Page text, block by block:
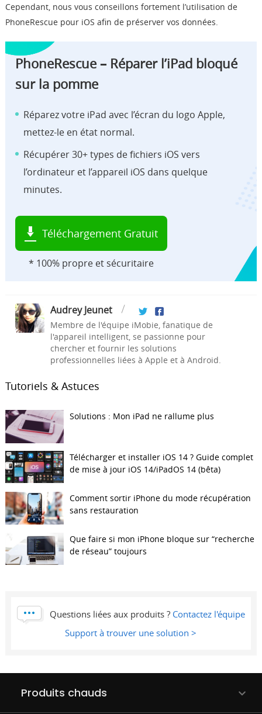
Cependant, nous vous conseillons fortement l’utilisation de
PhoneRescue pour iOS afin de préserver vos données.
PhoneRescue – Réparer l’iPad bloqué
sur la pomme
Réparez votre iPad avec l’écran du logo Apple,
mettez-le en état normal.
Récupérer 30+ types de fichiers iOS vers
l’ordinateur et l’appareil iOS dans quelque
minutes.
Téléchargement Gratuit
* 100% propre et sécuritaire
Audrey Jeunet
Membre de l'équipe iMobie, fanatique de
l'appareil intelligent, se passionne pour
chercher et fournir les solutions
professionnelles liées à Apple et à Android.
Tutoriels & Astuces
Solutions : Mon iPad ne rallume plus
Télécharger et installer iOS 14 ? Guide complet
de mise à jour iOS 14/iPadOS 14 (bêta)
Comment sortir iPhone du mode récupération
sans restauration
Que faire si mon iPhone bloque sur “recherche
de réseau” toujours
Questions liées aux produits ? Contactez l'équipe
Support à trouver une solution >
Produits chauds